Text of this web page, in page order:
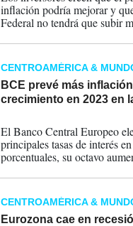
inflación podría mejorar y
Federal no tendrá que subir
CENTROAMÉRICA &
BCE prevé más
crecimiento en 2023 en
El Banco Central Europeo
principales tasas de interés
porcentuales, su octavo
CENTROAMÉRICA &
Eurozona cae en